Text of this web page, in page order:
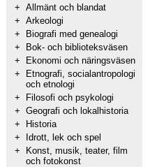
+ Allmänt och blandat
+ Arkeologi
+
Biografi med genealogi
+
Bok- och biblioteksväsen
+
Ekonomi och näringsväsen
+
Etnografi, socialantropologi
och etnologi
+
Filosofi och psykologi
+ Geografi och lokalhistoria
+
Historia
+
Idrott, lek och spel
+
Konst, musik, teater, film
och fotokonst